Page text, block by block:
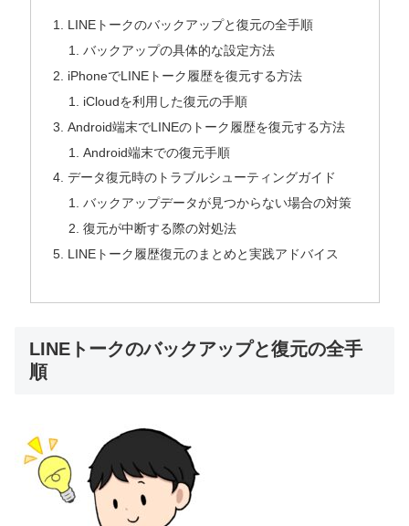
LINEトークのバックアップと復元の全手順
バックアップの具体的な設定方法
iPhoneでLINEトーク履歴を復元する方法
iCloudを利用した復元の手順
Android端末でLINEのトーク履歴を復元する方法
Android端末での復元手順
データ復元時のトラブルシューティングガイド
バックアップデータが見つからない場合の対策
復元が中断する際の対処法
LINEトーク履歴復元のまとめと実践アドバイス
LINEトークのバックアップと復元の全手
順